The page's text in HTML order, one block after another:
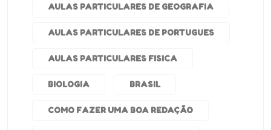
AULAS PARTICULARES DE GEOGRAFIA
AULAS PARTICULARES DE PORTUGUES
AULAS PARTICULARES FISICA
BIOLOGIA BRASIL
COMO FAZER UMA BOA REDAÇÃO